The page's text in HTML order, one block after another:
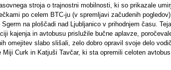
stroja o trajnostni mobilnosti, ki so prikazale
po celem BTC-ju (v spremljavi začudenih
na ploščadi nad Ljubljanico v prihodnjem času.
kajenja in avtobusu prislužile bučne aplavze,
omejitev slabo slišali, zelo dobro opravil svoje delo
Curk in Katjuši Tavčar, ki sta opremili celoten